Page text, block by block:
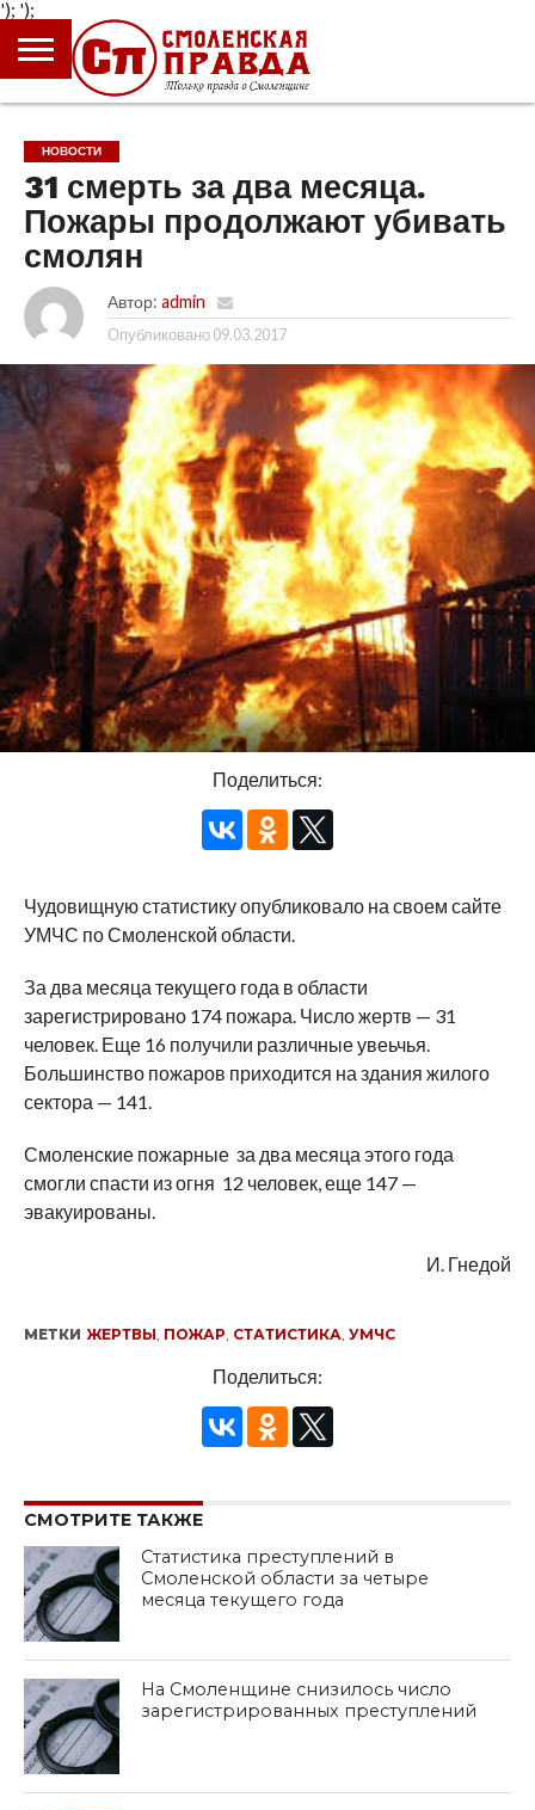
');
ГЛАВНАЯ
НОВОСТИ
ПРОИСШЕСТВИЯ
ПОЛИТИКА
КУЛЬТУРА
ЭКОНОМИКА
ОБЩЕСТВО
БЛОГИ
НОВОСТИ
31 смерть за два месяца.
Пожары продолжают убивать
смолян
Автор: admin
Опубликовано 09.03.2017
Поделиться:
Чудовищную статистику опубликовало на своем сайте
УМЧС по Смоленской области.
За два месяца текущего года в области
зарегистрировано 174 пожара. Число жертв — 31
человек. Еще 16 получили различные увеьчья.
Большинство пожаров приходится на здания жилого
сектора — 141.
Смоленские пожарные за два месяца этого года
смогли спасти из огня 12 человек, еще 147 —
эвакуированы.
И. Гнедой
МЕТКИ ЖЕРТВЫ, ПОЖАР, СТАТИСТИКА, УМЧС
Поделиться:
СМОТРИТЕ ТАКЖЕ
Статистика преступлений в
Смоленской области за четыре
месяца текущего года
На Смоленщине снизилось число
зарегистрированных преступлений
');